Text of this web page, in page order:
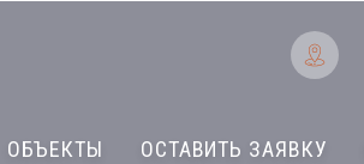
ОБЪЕКТЫ ОСТАВИТЬ ЗАЯВКУ